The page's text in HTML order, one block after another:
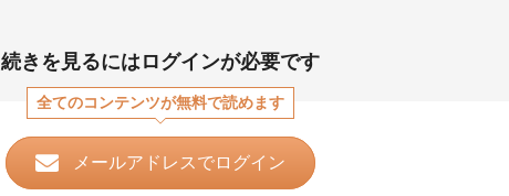
続きを見るにはログインが必要です
全てのコンテンツが無料で読めます
メールアドレスでログイン